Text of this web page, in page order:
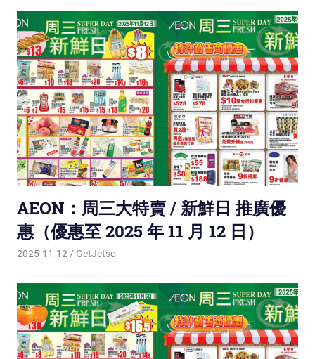
AEON：周三大特賣 / 新鮮日 推廣優
惠（優惠至 2025 年 11 月 12 日）
2025-11-12 GetJetso